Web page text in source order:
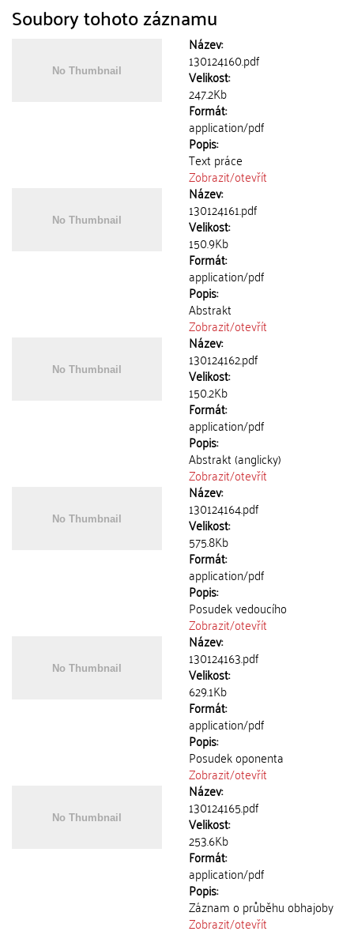
Soubory tohoto záznamu
Název:
130124160.pdf
Velikost:
247.2Kb
Formát:
application/pdf
Popis:
Text práce
Zobrazit/otevřít
Název:
130124161.pdf
Velikost:
150.9Kb
Formát:
application/pdf
Popis:
Abstrakt
Zobrazit/otevřít
Název:
130124162.pdf
Velikost:
150.2Kb
Formát:
application/pdf
Popis:
Abstrakt (anglicky)
Zobrazit/otevřít
Název:
130124164.pdf
Velikost:
575.8Kb
Formát:
application/pdf
Popis:
Posudek vedoucího
Zobrazit/otevřít
Název:
130124163.pdf
Velikost:
629.1Kb
Formát:
application/pdf
Popis:
Posudek oponenta
Zobrazit/otevřít
Název:
130124165.pdf
Velikost:
253.6Kb
Formát:
application/pdf
Popis:
Záznam o průběhu obhajoby
Zobrazit/otevřít